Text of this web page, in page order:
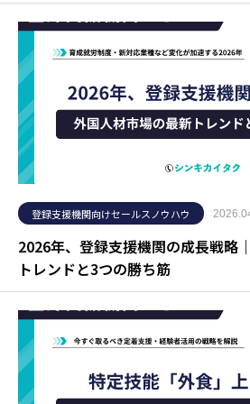
登録支援機関向けセールスノウハウ
2026年、登録支援機関の成長戦略
トレンドと3つの勝ち筋